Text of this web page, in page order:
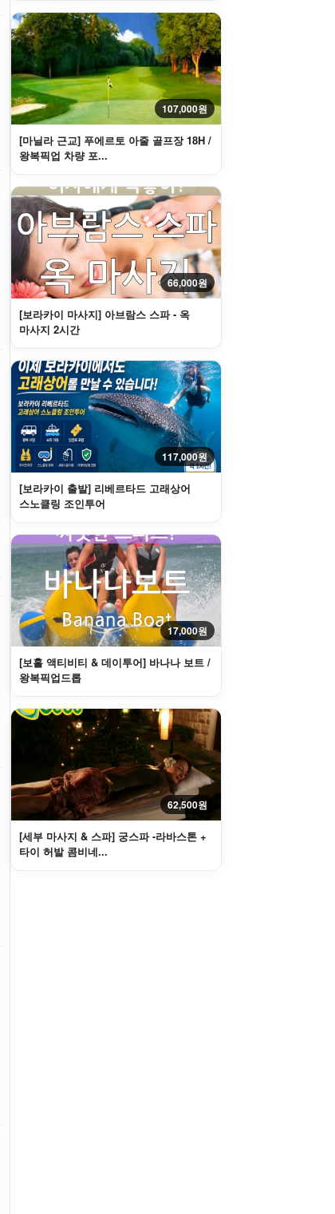
107,000원
[마닐라 근교] 푸에르토 아줄 골프장 18H /
왕복픽업 차량 포...
66,000원
[보라카이 마사지] 아브람스 스파 - 옥
마사지 2시간
117,000원
[보라카이 출발] 리베르타드 고래상어
스노클링 조인투어
17,000원
[보홀 액티비티 & 데이투어] 바나나 보트 /
왕복픽업드롭
62,500원
[세부 마사지 & 스파] 궁스파 -라바스톤 +
타이 허발 콤비네...